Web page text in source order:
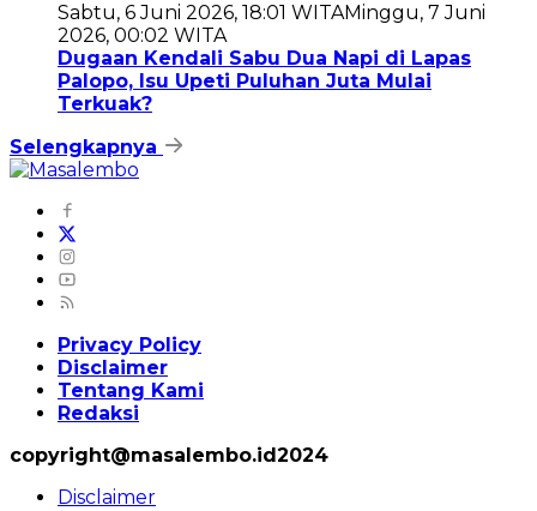
Sabtu, 6 Juni 2026, 18:01 WITAMinggu, 7 Juni
2026, 00:02 WITA
Dugaan Kendali Sabu Dua Napi di Lapas
Palopo, Isu Upeti Puluhan Juta Mulai
Terkuak?
Selengkapnya
Privacy Policy
Disclaimer
Tentang Kami
Redaksi
copyright@masalembo.id2024
Disclaimer